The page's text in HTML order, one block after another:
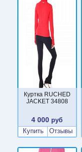
Куртка RUCHED
JACKET 34808
4 000 руб
Купить
Отзывы